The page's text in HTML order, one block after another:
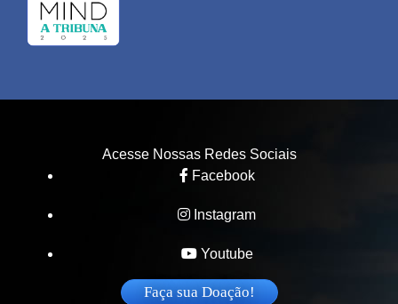
Acesse Nossas Redes Sociais
Facebook
Instagram
Youtube
Faça sua Doação!